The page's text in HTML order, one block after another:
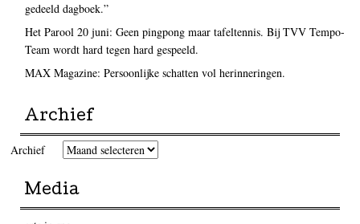
gedeeld dagboek.”
Het Parool 20 juni: Geen pingpong maar tafeltennis. Bij TVV Tempo-
Team wordt hard tegen hard gespeeld.
MAX Magazine: Persoonlijke schatten vol herinneringen.
Archief
Archief
Media